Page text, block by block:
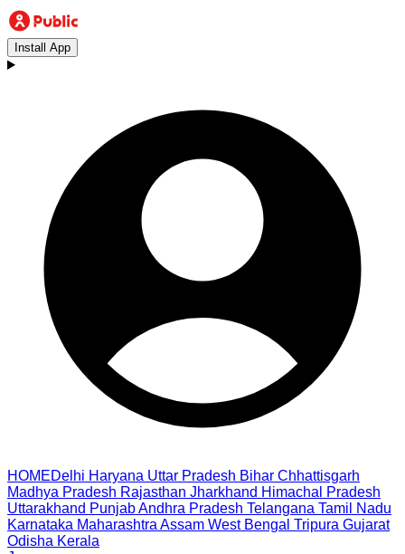
Install App
HOMEDelhi Haryana Uttar Pradesh Bihar Chhattisgarh
Madhya Pradesh Rajasthan Jharkhand Himachal Pradesh
Uttarakhand PunjabAndhra Pradesh Telangana Tamil Nadu
Karnataka Maharashtra Assam West Bengal Tripura Gujarat
Odisha Kerala